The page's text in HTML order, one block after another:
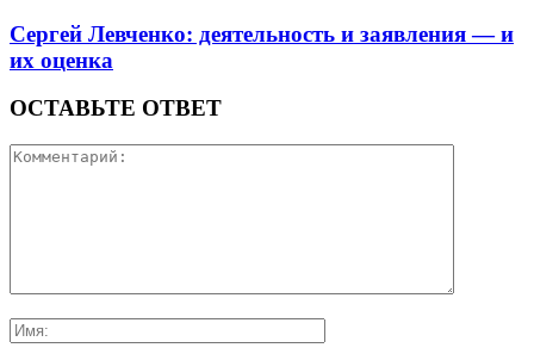
Сергей Левченко: деятельность и заявления — и
их оценка
ОСТАВЬТЕ ОТВЕТ